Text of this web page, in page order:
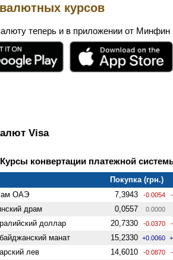
курсов
теперь и в приложении от Минфин
Visa
Курсы конвертации платежной
Покупка (грн.)
ОАЭ 7,3943 -0.0054
драм 0,0557 0.0000
доллар 20,7330 -0.0370
манат 15,2330 +0.0060
лев 14,6010 -0.0870